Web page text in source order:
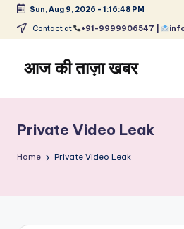
Skip
content
Sun, Aug 9, 2026 - 1:16:49 PM
Contact at +91-9999906547 |
आज की ताज़ा खबर
ताज़ा
समाचार
–
Private Video Leak
Home Private Video Leak